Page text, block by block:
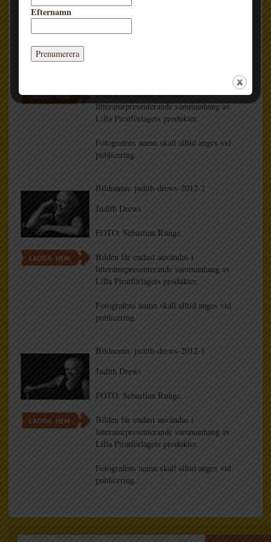
LADDA HEM
Bilden får endast användas i
litteraturpresenterande sammanhang av
Lilla Piratförlagets produkter.
Fotografens namn skall alltid anges vid
publicering.
LADDA HEM
Bildnamn: judith-drews-2012-2
Judith Drews
FOTO: Sebastian Runge.
Bilden får endast användas i
litteraturpresenterande sammanhang av
Lilla Piratförlagets produkter.
Fotografens namn skall alltid anges vid
publicering.
LADDA HEM
Bildnamn: judith-drews-2012-1
Judith Drews
FOTO: Sebastian Runge.
Bilden får endast användas i
litteraturpresenterande sammanhang av
Lilla Piratförlagets produkter.
Fotografens namn skall alltid anges vid
publicering.
Efternamn